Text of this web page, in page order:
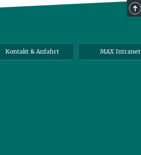
Kontakt & Anfahrt MAX Intranet